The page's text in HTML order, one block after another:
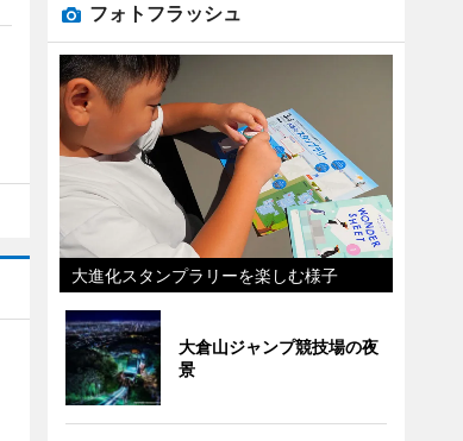
フォトフラッシュ
大進化スタンプラリーを楽しむ様子
大倉山ジャンプ競技場の夜
景